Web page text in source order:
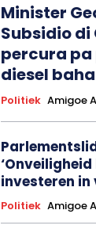
Minister
Subsidio di
percura
diesel baha
Politiek Amigoe
investeren in
Politiek Amigoe